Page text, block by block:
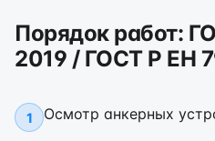
Порядок работ:
2019 / ГОСТ Р ЕН
1 Осмотр анкерных